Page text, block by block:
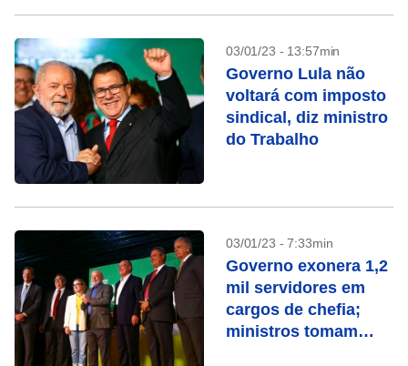
03/01/23 - 13:57min
Governo Lula não
voltará com imposto
sindical, diz ministro
do Trabalho
03/01/23 - 7:33min
Governo exonera 1,2
mil servidores em
cargos de chefia;
ministros tomam